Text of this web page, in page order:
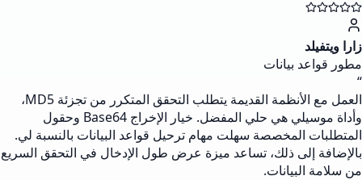
زارا ويتفيلد
مطور قواعد بيانات
“
العمل مع الأنظمة القديمة يتطلب التحقق المتكرر من تجزئة MD5،
وأداة موسيلي هي حلي المفضل. خيار الإخراج Base64 وحقول
المتطلبات المخصصة سهلت مهام ترحيل قواعد البيانات بالنسبة لي.
بالإضافة إلى ذلك، تساعد ميزة عرض طول الإدخال في التحقق السريع
من سلامة البيانات.